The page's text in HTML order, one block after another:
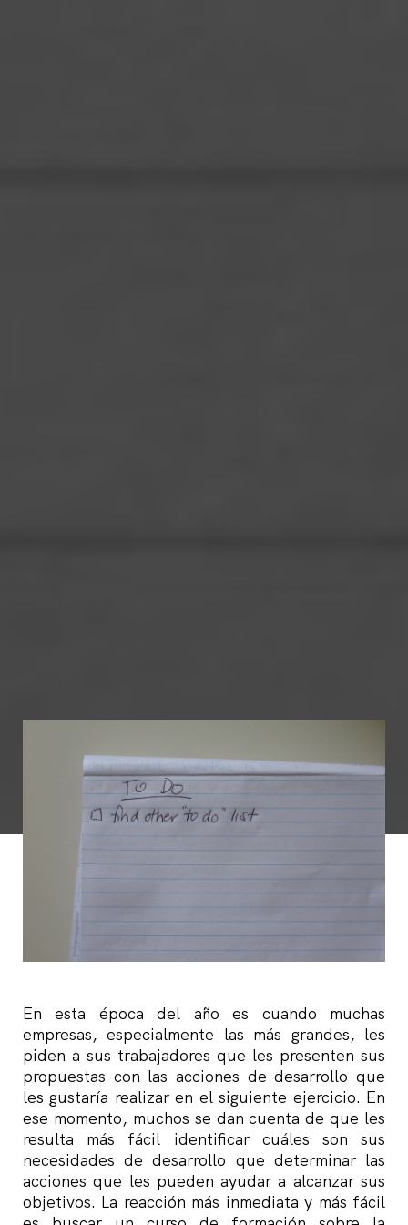
En esta época del año es cuando muchas
empresas, especialmente las más grandes, les
piden a sus trabajadores que les presenten sus
propuestas con las acciones de desarrollo que
les gustaría realizar en el siguiente ejercicio. En
ese momento, muchos se dan cuenta de que les
resulta más fácil identificar cuáles son sus
necesidades de desarrollo que determinar las
acciones que les pueden ayudar a alcanzar sus
objetivos. La reacción más inmediata y más fácil